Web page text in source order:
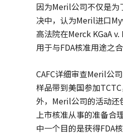
因为Meril公司不仅是为
决中，认为Meril进口
高法院在Merck KGaA
用于与FDA核准用途之
CAFC详细审查Meril公
样品带到美国参加
外，Meril公司的活动还
上市核准从事的准备合
中一个目的是获得FDA